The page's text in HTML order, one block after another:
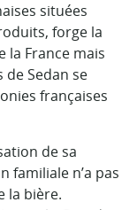
situées
forge la
la France mais
de Sedan se
françaises
de sa
familiale n’a pas
la bière.